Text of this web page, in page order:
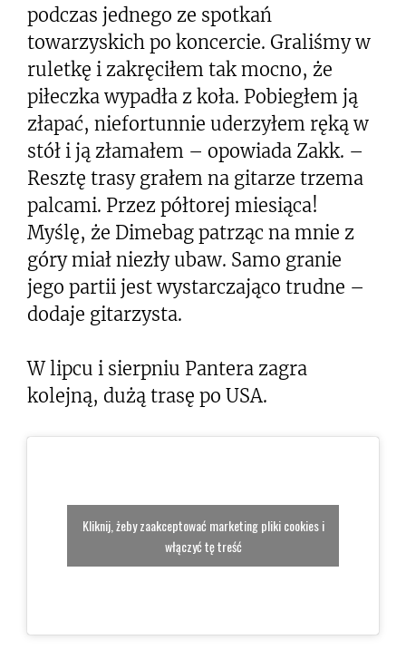
podczas jednego ze spotkań
towarzyskich po koncercie. Graliśmy w
ruletkę i zakręciłem tak mocno, że
piłeczka wypadła z koła. Pobiegłem ją
złapać, niefortunnie uderzyłem ręką w
stół i ją złamałem – opowiada Zakk. –
Resztę trasy grałem na gitarze trzema
palcami. Przez półtorej miesiąca!
Myślę, że Dimebag patrząc na mnie z
góry miał niezły ubaw. Samo granie
jego partii jest wystarczająco trudne –
dodaje gitarzysta.
W lipcu i sierpniu Pantera zagra
kolejną, dużą trasę po USA.
Kliknij, żeby zaakceptować marketing pliki cookies i
włączyć tę treść